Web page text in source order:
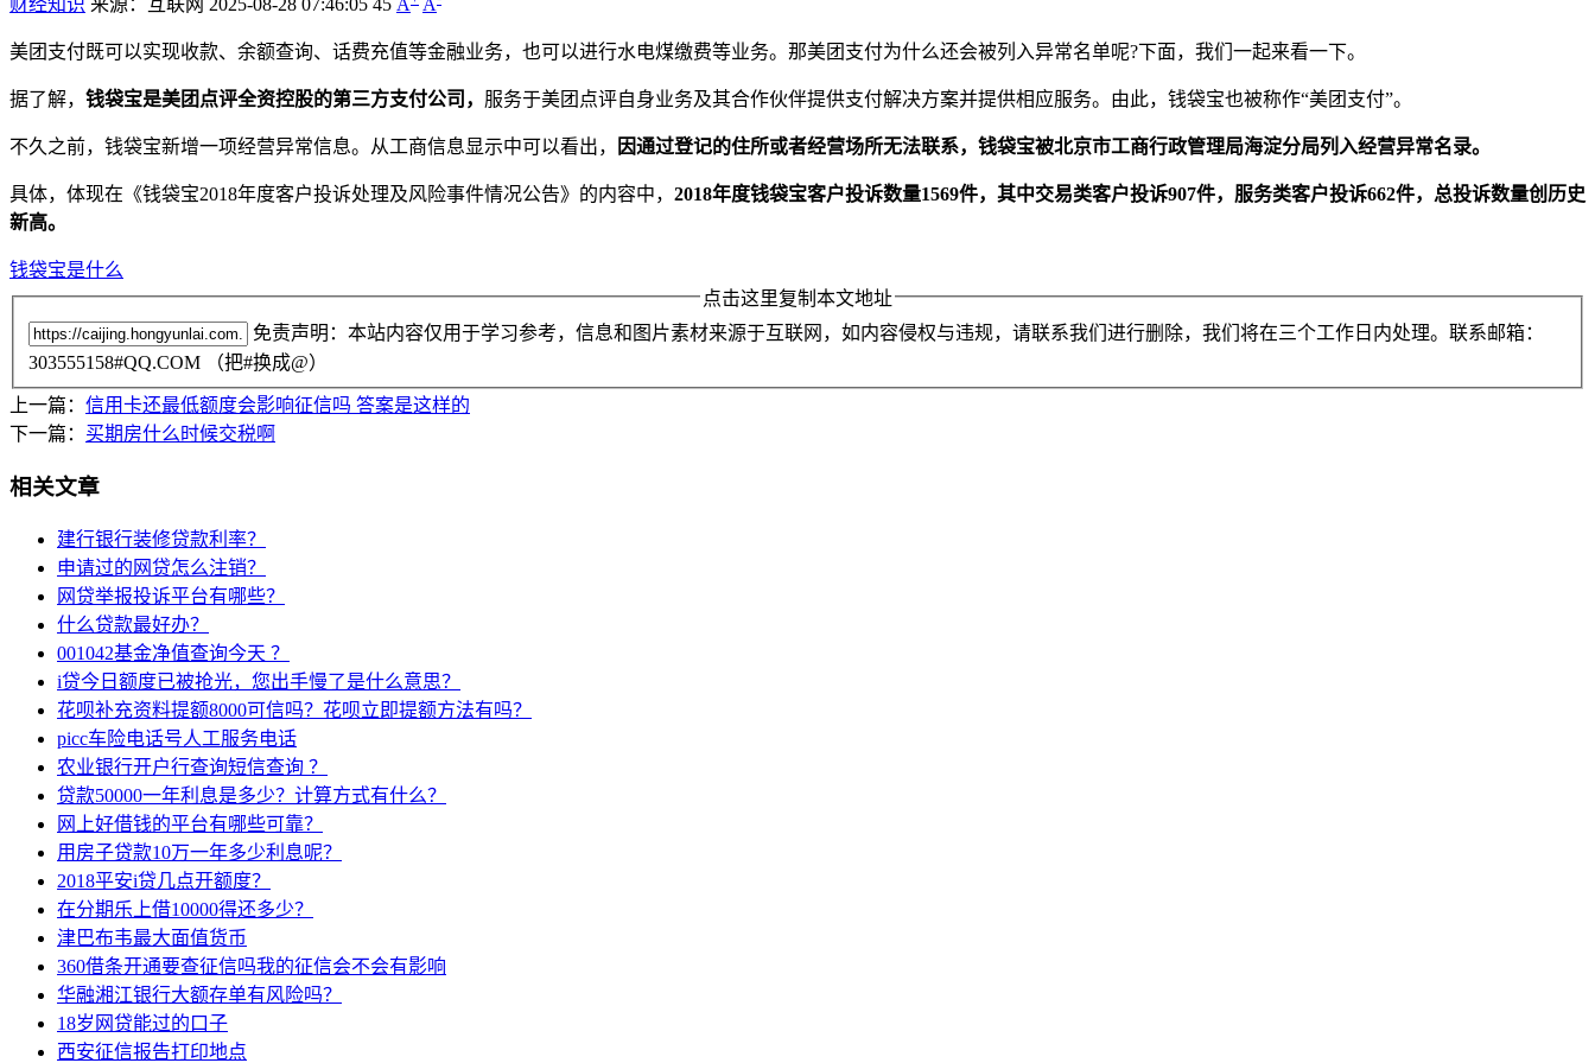
美团支付既可以实现收款、余额查询、话费充值等金融业务，也可以进行水电煤缴费等业务。那美团支付为什么还会被列入异常名单呢?下面，我们一起来看一下。
据了解， 钱袋宝是美团点评全资控股的第三方支付公司， 服务于美团点评自身业务及其合作伙伴提供支付解决方案并提供相应服务。由此，钱袋宝也被称作“美团支付”。
不久之前，钱袋宝新增一项经营异常信息。从工商信息显示中可以看出， 因通过登记的住所或者经营场所无法联系，钱袋宝被北京市工商行政管理局海淀分局列入经营异常名录。
具体，体现在《钱袋宝2018年度客户投诉处理及风险事件情况公告》的内容中， 2018年度钱袋宝客户投诉数量1569件，其中交易类客户投诉907件，服务类客户投诉662件，总投诉数量创历史
新高。
钱袋宝是什么
点击这里复制本文地址
免责声明：本站内容仅用于学习参考，信息和图片素材来源于互联网，如内容侵权与违规，请联系我们进行删除，我们将在三个工作日内处理。联系邮箱：
303555158#QQ.COM （把#换成@）
上一篇： 信用卡还最低额度会影响征信吗 答案是这样的
下一篇： 买期房什么时候交税啊
相关文章
建行银行装修贷款利率？
申请过的网贷怎么注销？
网贷举报投诉平台有哪些？
什么贷款最好办？
001042基金净值查询今天 ？
i贷今日额度已被抢光，您出手慢了是什么意思？
花呗补充资料提额8000可信吗？花呗立即提额方法有吗？
picc车险电话号人工服务电话
农业银行开户行查询短信查询 ？
贷款50000一年利息是多少？计算方式有什么？
网上好借钱的平台有哪些可靠？
用房子贷款10万一年多少利息呢？
2018平安i贷几点开额度？
在分期乐上借10000得还多少？
津巴布韦最大面值货币
360借条开通要查征信吗我的征信会不会有影响
华融湘江银行大额存单有风险吗？
18岁网贷能过的口子
西安征信报告打印地点